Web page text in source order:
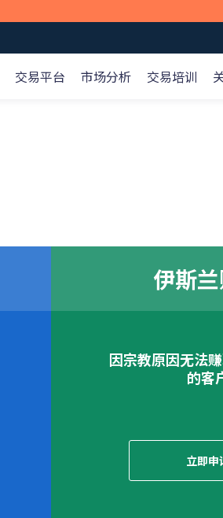
ECN帐户
交易平台 市场分析
EIA原油报告
交易培训
条款和条件
伊斯
因宗教原因无法
的客
立即申